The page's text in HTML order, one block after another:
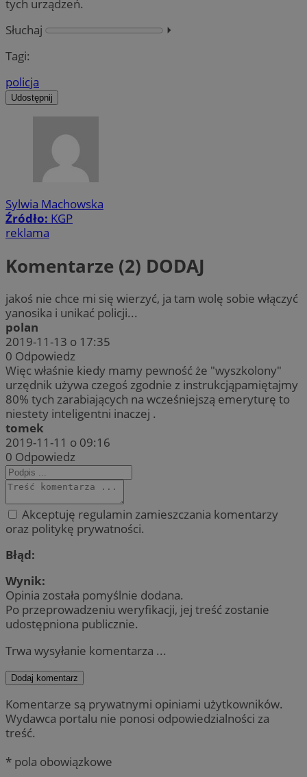
tych urządzeń.
Słuchaj
⏵︎
Tagi:
policja
Udostępnij
Sylwia Machowska
Źródło: KGP
reklama
Komentarze (2) DODAJ
jakoś nie chce mi się wierzyć, ja tam wolę sobie włączyć
yanosika i unikać policji...
polan
2019-11-13 o 17:35
0 Odpowiedz
Więc właśnie kiedy mamy pewność że "wyszkolony"
urzędnik używa czegoś zgodnie z instrukcjąpamiętajmy
80% tych zarabiających na wcześniejszą emeryturę to
niestety inteligentni inaczej .
tomek
2019-11-11 o 09:16
0 Odpowiedz
Akceptuję regulamin zamieszczania komentarzy
oraz politykę prywatności.
Błąd:
Wynik:
Opinia została pomyślnie dodana.
Po przeprowadzeniu weryfikacji, jej treść zostanie
udostępniona publicznie.
Trwa wysyłanie komentarza ...
Dodaj komentarz
Komentarze są prywatnymi opiniami użytkowników.
Wydawca portalu nie ponosi odpowiedzialności za
treść.
* pola obowiązkowe